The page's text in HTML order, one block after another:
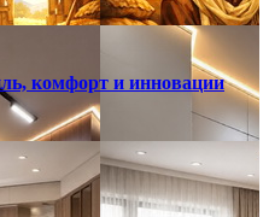
комфорт и инновации